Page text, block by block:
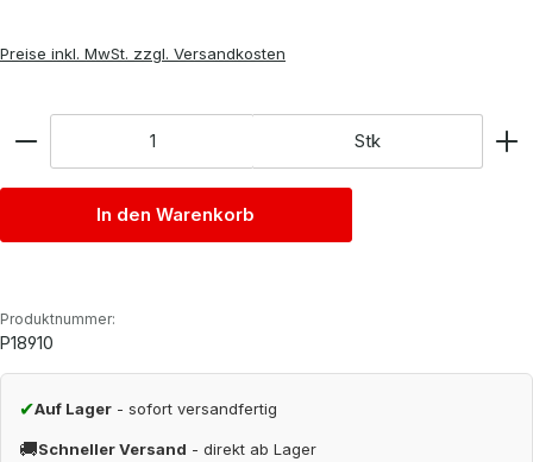
Preise inkl. MwSt. zzgl. Versandkosten
Stk
In den Warenkorb
Produktnummer:
P18910
✔Auf Lager - sofort versandfertig
🚚Schneller Versand - direkt ab Lager